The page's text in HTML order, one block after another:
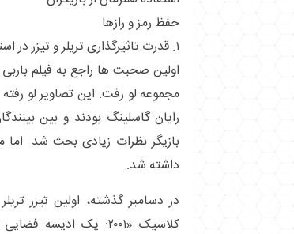
حفظ رمز و رازها
۱. قدرت تاثیرگذاری تریلر و تیزر در استراتژی بازاریابی را بپذیرید.
اولین صحبت ها راجع به فیلم
مجموعه لو رفت. این تصاویر لو
رایان گاسلینگ بودند و بین
بازیگر نظرات زیادی بحث شد.
داشته شد.
در دسامبر گذشته، اولین تیزر
کلاسیک «۲۰۰۱: یک